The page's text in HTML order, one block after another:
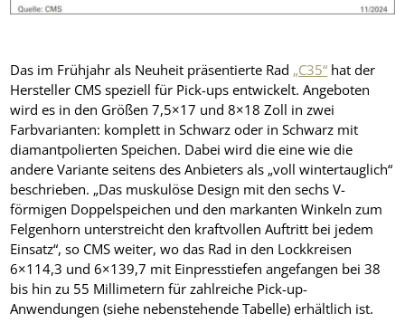
Das im Frühjahr als Neuheit präsentierte Rad „C35“ hat der
Hersteller CMS speziell für Pick-ups entwickelt. Angeboten
wird es in den Größen 7,5×17 und 8×18 Zoll in zwei
Farbvarianten: komplett in Schwarz oder in Schwarz mit
diamantpolierten Speichen. Dabei wird die eine wie die
andere Variante seitens des Anbieters als „voll wintertauglich“
beschrieben. „Das muskulöse Design mit den sechs V-
förmigen Doppelspeichen und den markanten Winkeln zum
Felgenhorn unterstreicht den kraftvollen Auftritt bei jedem
Einsatz“, so CMS weiter, wo das Rad in den Lockkreisen
6×114,3 und 6×139,7 mit Einpresstiefen angefangen bei 38
bis hin zu 55 Millimetern für zahlreiche Pick-up-
Anwendungen (siehe nebenstehende Tabelle) erhältlich ist.